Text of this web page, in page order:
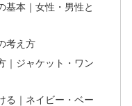
基本｜女性・男性と
考え方
｜ジャケット・ワン
る｜ネイビー・ベー